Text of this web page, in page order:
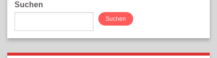
Suchen
Suchen